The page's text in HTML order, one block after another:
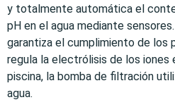
y totalmente automática el
pH en el agua mediante
garantiza el cumplimiento de los
regula la electrólisis de los iones
piscina, la bomba de filtración
agua.